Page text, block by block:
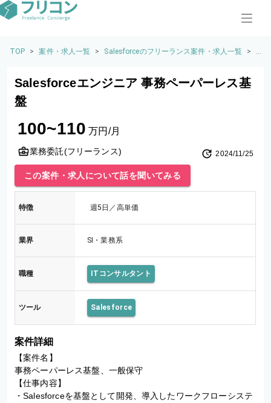
TOP > 案件・求人一覧 > Salesforceのフリーランス案件・求人一覧 >
S
Salesforceエンジニア 事務ペーパーレス基
盤
100~110 万円/月
業務委託(フリーランス) 2024/11/25
この案件・求人について話を聞いてみる
特徴 週5日／高単価
業界 SI・業務系
職種 ITコンサルタント
ツール Salesforce
案件詳細
【案件名】
事務ペーパーレス基盤、一般保守
【仕事内容】
・Salesforceを基盤として開発、導入したワークフローシステ